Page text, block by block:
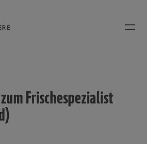
Frischespezialist